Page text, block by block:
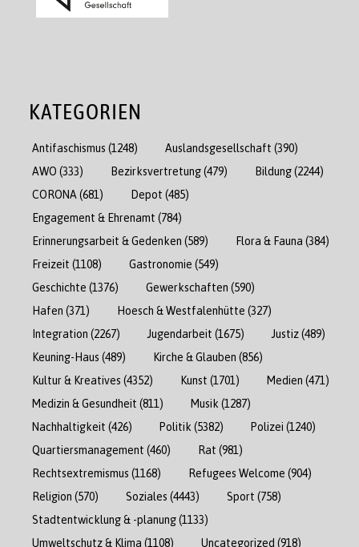
KATEGORIEN
Antifaschismus (1248) Auslandsgesellschaft (390)
AWO (333) Bezirksvertretung(479) Bildung(2244)
CORONA (681) Depot (485)
Engagement & Ehrenamt (784)
Erinnerungsarbeit & Gedenken (589) Flora & Fauna (384)
Freizeit (1108) Gastronomie (549)
Geschichte (1376) Gewerkschaften (590)
Hafen (371) Hoesch & Westfalenhütte (327)
Integration (2267) Jugendarbeit (1675) Justiz(489)
Keuning-Haus (489) Kirche & Glauben (856)
Kultur & Kreatives (4352) Kunst (1701) Medien (471)
Medizin & Gesundheit (811) Musik (1287)
Nachhaltigkeit (426) Politik (5382) Polizei (1240)
Quartiersmanagement (460) Rat (981)
Rechtsextremismus (1168) Refugees Welcome (904)
Religion (570) Soziales (4443) Sport (758)
Stadtentwicklung & -planung(1133)
Umweltschutz & Klima (1108) Uncategorized (918)